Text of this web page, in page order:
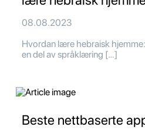
08.08.2023
Hvordan lære hebraisk
en del av språklæring […]
Beste nettbaserte